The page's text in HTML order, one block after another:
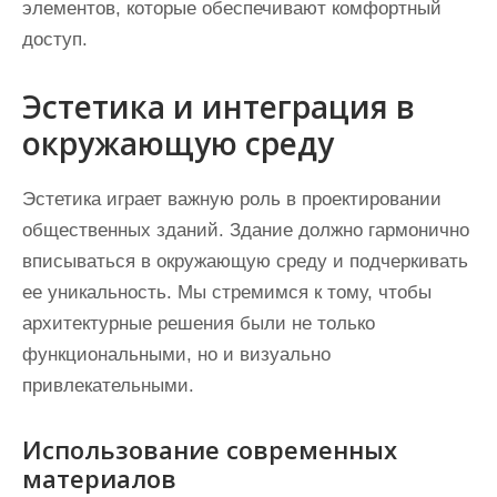
элементов, которые обеспечивают комфортный
доступ.
Эстетика и интеграция в
окружающую среду
Эстетика играет важную роль в проектировании
общественных зданий. Здание должно гармонично
вписываться в окружающую среду и подчеркивать
ее уникальность. Мы стремимся к тому, чтобы
архитектурные решения были не только
функциональными, но и визуально
привлекательными.
Использование современных
материалов